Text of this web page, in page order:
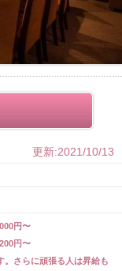
更新:2021/10/13
円〜
円〜
さらに頑張る人は昇給も